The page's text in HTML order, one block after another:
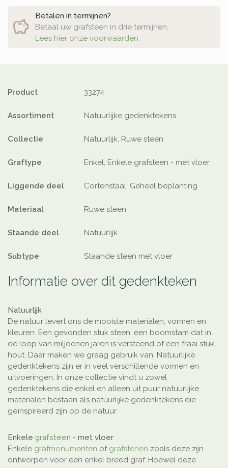
Betalen in termijnen?
Betaal uw grafsteen in drie termijnen.
Lees hier onze voorwaarden.
Product 33274
Assortiment Natuurlijke gedenktekens
Collectie Natuurlijk, Ruwe steen
Graftype Enkel, Enkele grafsteen - met vloer
Liggende deel Cortenstaal, Geheel beplanting
Materiaal Ruwe steen
Staande deel Natuurlijk
Subtype Staande steen met vloer
Informatie over dit gedenkteken
Natuurlijk
De natuur levert ons de mooiste materialen, vormen en
kleuren. Een gevonden stuk steen, een boomstam dat in
de loop van miljoenen jaren is versteend of een fraai stuk
hout. Daar maken we graag gebruik van. Natuurlijke
gedenktekens zijn er in veel verschillende vormen en
uitvoeringen. In onze collectie vindt u zowel
gedenktekens die enkel en alleen uit puur natuurlijke
materialen bestaan als natuurlijke gedenktekens die
geïnspireerd zijn op de natuur.
Enkele grafsteen - met vloer
Enkele grafmonumenten of grafstenen zoals deze zijn
ontworpen voor een enkel breed graf. Hoewel deze